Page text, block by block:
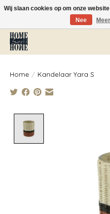
Vóór 14:00 besteld, dezelfde dag
Home / Kandelaar Yara S
Wij slaan cookies op om onze
Nee